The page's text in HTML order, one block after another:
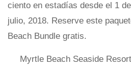
ciento en estadías desde el 1
julio, 2018. Reserve este
Beach Bundle gratis.
Myrtle Beach Seaside